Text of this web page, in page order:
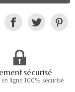
sécurisé
en ligne 100% sécurisé